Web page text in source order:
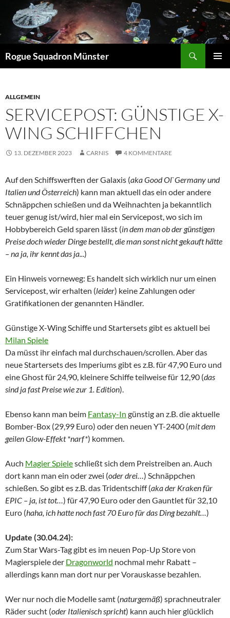
Rogue Squadron Münster
ALLGEMEIN
SERVICEPOST: GÜNSTIGE X-
WING SCHIFFCHEN
13. DEZEMBER 2023 CARNIS 4 KOMMENTARE
Auf den Schiffswerften der Galaxis (aka Good Ol`Germany und
Italien und Österreich) kann man aktuell das ein oder andere
Schnäppchen schießen und da Weihnachten ja bekanntlich
teuer genug ist/wird, hier mal ein Servicepost, wo sich im
Hobbybereich Geld sparen lässt (in dem man ob der günstigen
Preise doch wieder Dinge bestellt, die man sonst nicht gekauft hätte
– na ja, ihr kennt das ja...)
Ein Hinweis vorneweg: Es handelt sich wirklich nur um einen
Servicepost, wir erhalten (leider) keine Zahlungen oder
Gratifikationen der genannten Händler.
Günstige X-Wing Schiffe und Startersets gibt es aktuell bei
Milan Spiele
Da müsst ihr einfach mal durchschauen/scrollen. Aber das
neue Startersets des Imperiums gibt es z.B. für 47,90 Euro und
eine Ghost für 24,90, kleinere Schiffe teilweise für 12,90 (das
sind ja fast Preise wie zur 1. Edition).
Ebenso kann man beim Fantasy-In günstig an z.B. die aktuelle
Bomber-Box (29,99 Euro) oder den neuen YT-2400 (mit dem
geilen Glow-Effekt *narf*) kommen.
Auch Magier Spieleschließt sich dem Preistreiben an. Auch
dort kann man ein oder zwei (oder drei…) Schnäppchen
schießen. So gibt es z.B. das Tridentschiff (aka der Kraken für
EPIC – ja, ist tot…) für 47,90 Euro oder den Gauntlet für 32,10
Euro (haha, ich hatte noch fast 70 Euro für das Dingbezahlt…)
Update (30.04.24):
Zum Star Wars-Tag gibt es im neuen Pop-Up Store von
Magierspiele der Dragonworld nochmal mehr Rabatt –
allerdings kann man dort nur per Vorauskasse bezahlen.
Wer nur noch die Modelle samt (naturgemäß) sprachneutraler
Räder sucht (oder Italienisch spricht) kann auch hier glücklich